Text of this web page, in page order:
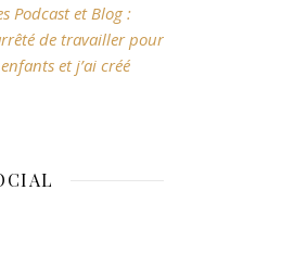
Podcast et Blog :
de travailler pour
et j’ai créé
revesdefripouilles sur Facebook
de claire_revesdefripouilles sur